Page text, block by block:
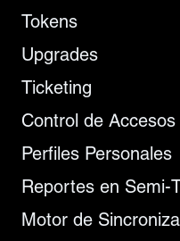
Tokens
Upgrades
Ticketing
Control de Accesos
Perfiles Personales
Reportes en Semi-
Motor de